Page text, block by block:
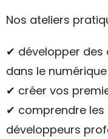
Nos ateliers
✔ développer des
dans le numérique
✔ créer vos
✔ comprendre les
développeurs